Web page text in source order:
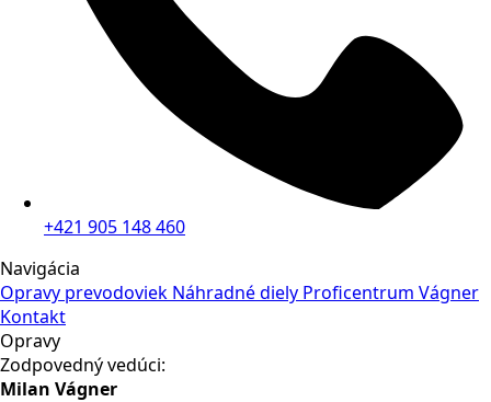
+421 905 148 460
Navigácia
Opravy prevodoviek Náhradné diely Proficentrum Vágner
Kontakt
Opravy
Zodpovedný vedúci:
Milan Vágner